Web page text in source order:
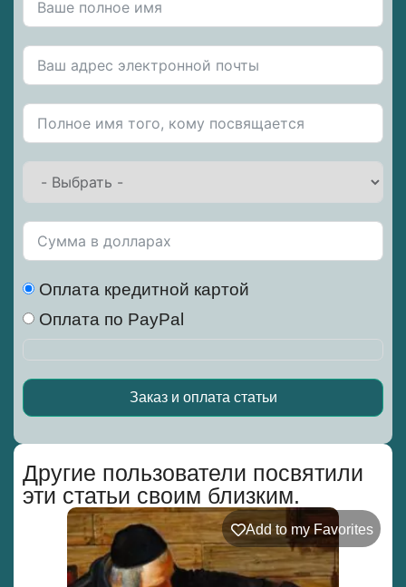
Другие пользователи посвятили
эти статьи своим близким.
Add to my Favorites
Оплата кредитной картой
Оплата по PayPal
Заказ и оплата статьи
Alternative: